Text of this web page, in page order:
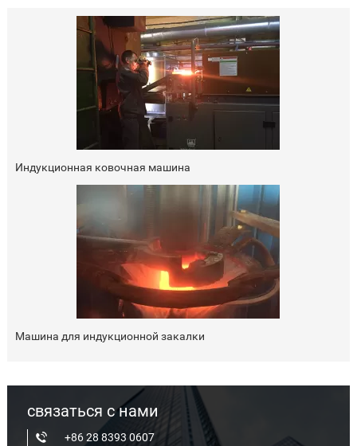
Индукционная ковочная машина
Машина для индукционной закалки
связаться с нами
+86 28 8393 0607